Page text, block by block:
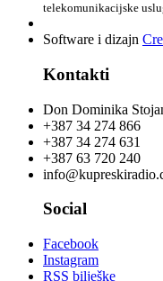
telekomunikacijske
Software i dizajn
Kontakti
Don Dominika
+387 34 274 866
+387 34 274 631
+387 63 720 240
Social
Facebook
Instagram
RSS bilješke